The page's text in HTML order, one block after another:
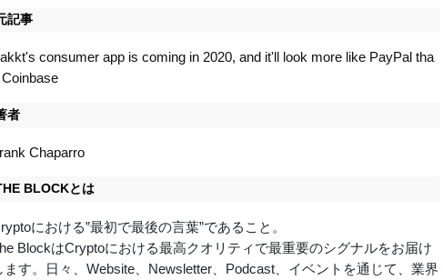
記事
consumer app is coming in 2020, and it'll look more like PayPal tha
Coinbase
者
Chaparro
BLOCKとは
における”最初で最後の言葉”であること。
BlockはCryptoにおける最高クオリティで最重要のシグナルをお届け
ます。日々、Website、Newsletter、Podcast、イベントを通じて、業界